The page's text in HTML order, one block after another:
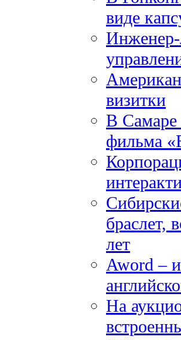
виде
Инженер-
визитки
В Самаре
фильма
браслет,
лет
Aword –
На